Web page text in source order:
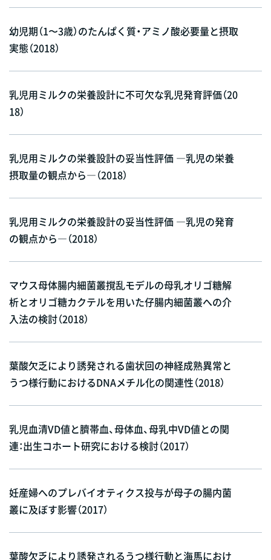
幼児期（1〜3歳）のたんぱく質・アミノ酸必要量と摂取
実態（2018）
乳児用ミルクの栄養設計に不可欠な乳児発育評価（20
18）
乳児用ミルクの栄養設計の妥当性評価 ―乳児の栄養
摂取量の観点から―（2018）
乳児用ミルクの栄養設計の妥当性評価 ―乳児の発育
の観点から―（2018）
マウス母体腸内細菌叢撹乱モデルの母乳オリゴ糖解
析とオリゴ糖カクテルを用いた仔腸内細菌叢への介
入法の検討（2018）
葉酸欠乏により誘発される歯状回の神経成熟異常と
うつ様行動におけるDNAメチル化の関連性（2018）
乳児血清VD値と臍帯血、母体血、母乳中VD値との関
連：出生コホート研究における検討（2017）
妊産婦へのプレバイオティクス投与が母子の腸内菌
叢に及ぼす影響（2017）
葉酸欠乏により誘発されるうつ様行動と海馬におけ